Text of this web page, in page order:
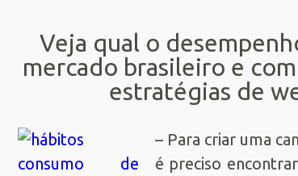
Veja qual o
mercado brasileiro e
estratégias de
– Para criar uma
é preciso